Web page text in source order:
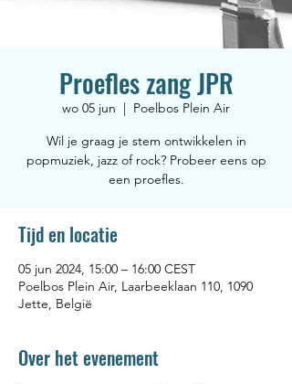
Proefles zang JPR
wo 05 jun
  |
Poelbos Plein Air
Wil je graag je stem ontwikkelen in
popmuziek, jazz of rock? Probeer eens op
een proefles.
Tijd en locatie
05 jun 2024, 15:00 – 16:00 CEST
Poelbos Plein Air, Laarbeeklaan 110, 1090
Jette, België
Over het evenement